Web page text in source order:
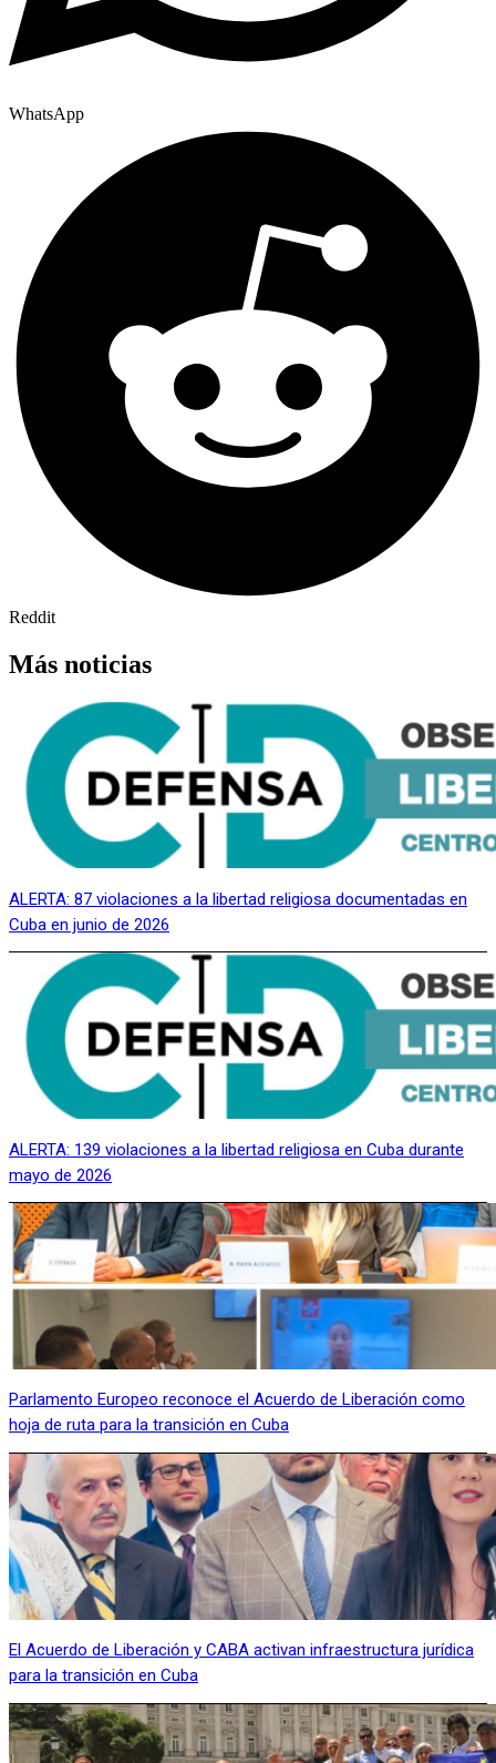
WhatsApp
Reddit
Más noticias
ALERTA: 87 violaciones a la libertad religiosa documentadas en
Cuba en junio de 2026
ALERTA: 139 violaciones a la libertad religiosa en Cuba durante
mayo de 2026
Parlamento Europeo reconoce el Acuerdo de Liberación como
hoja de ruta para la transición en Cuba
El Acuerdo de Liberación y CABA activan infraestructura jurídica
para la transición en Cuba